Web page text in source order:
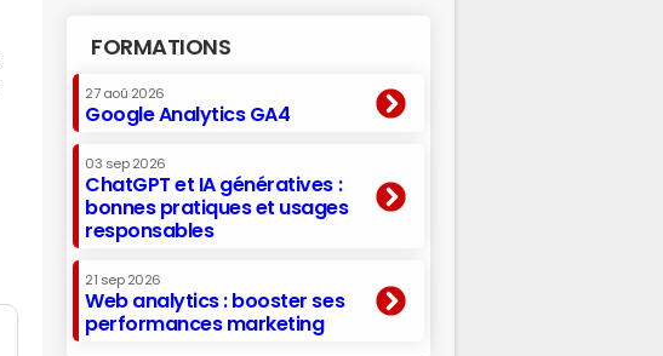
FORMATIONS
27 aoû 2026
Google Analytics GA4
03 sep 2026
ChatGPT et IA génératives :
bonnes pratiques et usages
responsables
21 sep 2026
Web analytics : booster ses
performances marketing